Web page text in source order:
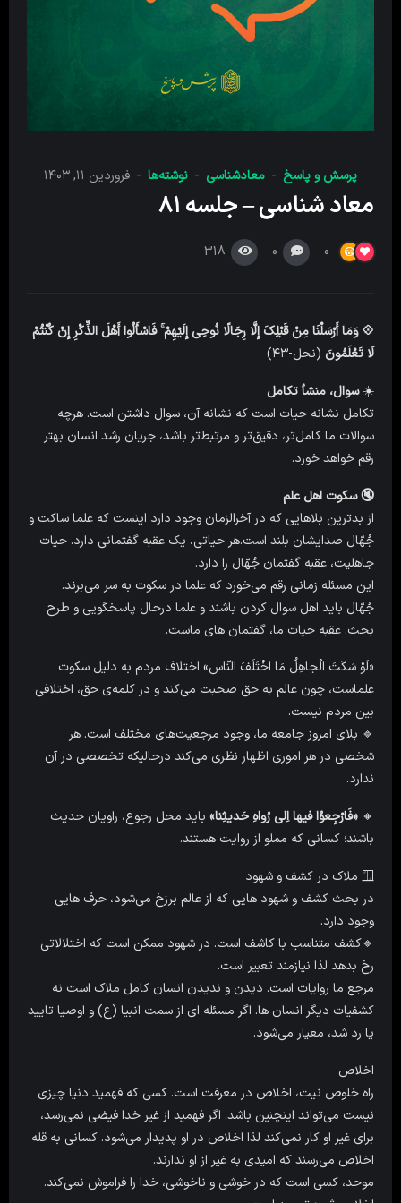
پرسش‌ و پاسخ معادشناسی نوشته‌ها فروردین ۱۱, ۱۴۰۳
معاد شناسی – جلسه ۸۱
0
0
318
💠 وَمَا أَرْسَلْنَا مِنْ قَبْلِکَ إِلَّا رِجَالًا نُوحِی إِلَیْهِمْ ۚ فَاسْأَلُوا أَهْلَ الذِّکْرِ إِنْ کُنْتُمْ
لَا تَعْلَمُونَ (نحل-۴۳)
☀️سوال، منشأ تکامل
تکامل نشانه حیات است که نشانه آن، سوال داشتن است. هرچه
سوالات ما کامل‌تر، دقیق‌تر و مرتبط‌تر باشد، جریان رشد انسان بهتر
رقم خواهد خورد.
🔇 سکوت اهل علم
از بدترین بلاهایی که در آخرالزمان وجود دارد اینست که علما ساکت و
جُهّال صدایشان بلند است.هر حیاتی، یک عقبه گفتمانی دارد. حیات
جاهلیت، عقبه گفتمان جُهّال را دارد.
این مسئله زمانی رقم می‌خورد که علما در سکوت به سر می‌برند.
جُهّال باید اهل سوال کردن باشند و علما درحال پاسخگویی و طرح
بحث. عقبه حیات ما، گفتمان های ماست.
«لَوْ سَکَتَ الْجاهِلُ مَا اخْتَلَفَ النّاس» اختلاف مردم به دلیل سکوت
علماست، چون عالم به حق صحبت می‌کند و در کلمه‌ی حق، اختلافی
بین مردم نیست.
🔹 بلای امروز جامعه ما، وجود مرجعیت‌های مختلف است. هر
شخصی در هر اموری اظهار نظری می‌کند درحالیکه تخصصی در آن
ندارد.
🔸 «فَارْجِعوُا فیها اِلی رُواهِ حَدیثِنا» باید محل رجوع، راویان حدیث
باشند؛ کسانی که مملو از روایت هستند.
🪟 ملاک در کشف و شهود
در بحث کشف و شهود هایی که از عالم برزخ می‌شود، حرف هایی
وجود دارد.
🔹کشف متناسب با کاشف است. در شهود ممکن است که اختلالاتی
رخ بدهد لذا نیازمند تعبیر است.
مرجع ما روایات است. دیدن و ندیدن انسان کامل ملاک است نه
کشفیات دیگر انسان ها. اگر مسئله ای از سمت انبیا (ع) و اوصیا تایید
یا رد شد، معیار می‌شود.
اخلاص
راه خلوص نیت، اخلاص در معرفت است. کسی که فهمید دنیا چیزی
نیست می‌تواند اینچنین باشد. اگر فهمید از غیر خدا فیضی نمی‌رسد،
برای غیر او کار نمی‌کند لذا اخلاص در او پدیدار می‌شود. کسانی به قله
اخلاص می‌رسند که امیدی به غیر از او ندارند.
موحد، کسی است که در خوشی و ناخوشی، خدا را فراموش نمی‌کند.